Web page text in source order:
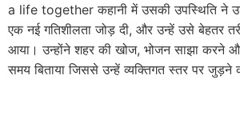
a life together कहानी में उसकी उपस्थिति ने
एक नई गतिशीलता जोड़ दी, और उन्हें उसे बेहतर
आया। उन्होंने शहर की खोज, भोजन साझा करने
समय बिताया जिससे उन्हें व्यक्तिगत स्तर पर जुड़ने